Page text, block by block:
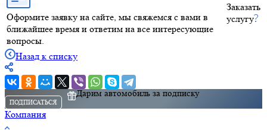
Оформите заявку на сайте, мы свяжемся с вами в
ближайшее время и ответим на все интересующие
вопросы.
Заказать
услугу
Назад к списку
Дарим автомобиль за подписку
ПОДПИСАТЬСЯ
Компания